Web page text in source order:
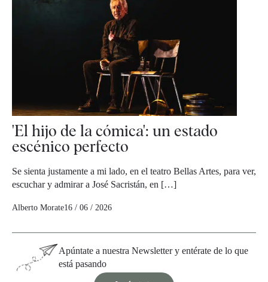
'El hijo de la cómica': un estado
escénico perfecto
Se sienta justamente a mi lado, en el teatro Bellas Artes, para ver,
escuchar y admirar a José Sacristán, en […]
Alberto Morate16 / 06 / 2026
Apúntate a nuestra Newsletter y entérate de lo que
está pasando